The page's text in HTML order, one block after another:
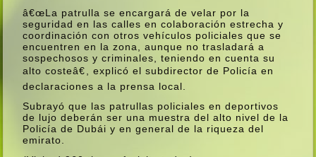
â€œLa patrulla se encargará de velar por la
seguridad en las calles en colaboración estrecha y
coordinación con otros vehí­culos policiales que se
encuentren en la zona, aunque no trasladará a
sospechosos y criminales, teniendo en cuenta su
alto costeâ€, explicó el subdirector de Policí­a en
declaraciones a la prensa local.
Subrayó que las patrullas policiales en deportivos
de lujo deberán ser una muestra del alto nivel de la
Policí­a de Dubái y en general de la riqueza del
emirato.